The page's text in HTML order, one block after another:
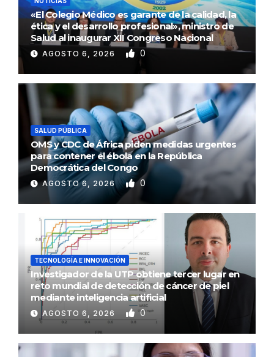
«El Colegio Médico es garante de la calidad, la
ética y el desarrollo profesional», ministro de
Salud al inaugurar XII Congreso Nacional
AGOSTO 6, 2026 0
SALUD PÚBLICA
OMS y CDC de África piden medidas urgentes
para contener el ébola en la República
Democrática del Congo
AGOSTO 6, 2026 0
TECNOLOGÍA E INNOVACIÓN
Investigador de la UTP obtiene tercer lugar en
reto mundial de detección de cáncer de piel
mediante inteligencia artificial
AGOSTO 6, 2026 0